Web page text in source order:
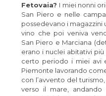
Fetovaia? I miei nonni
San Piero e nelle
possedevano i
vino che poi veniva
San Piero e Marciana
erano i nuclei abitativi
certo periodo i miei avi
Piemonte lavorando
con l’avvento del
verso il mare,